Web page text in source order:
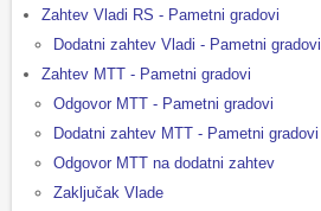
Zahtev Vladi RS - Pametni gradovi
Dodatni zahtev Vladi - Pametni gradovi
Zahtev MTT - Pametni gradovi
Odgovor MTT - Pametni gradovi
Dodatni zahtev MTT - Pametni gradovi
Odgovor MTT na dodatni zahtev
Zaključak Vlade